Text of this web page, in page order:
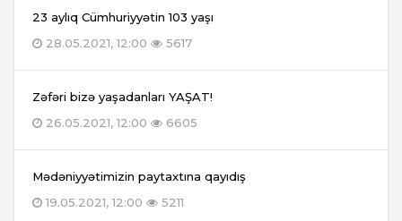
23 aylıq Cümhuriyyətin 103 yaşı
28.05.2021, 12:00
5617
Zəfəri bizə yaşadanları YAŞAT!
26.05.2021, 12:00
6605
Mədəniyyətimizin paytaxtına qayıdış
19.05.2021, 12:00
5211